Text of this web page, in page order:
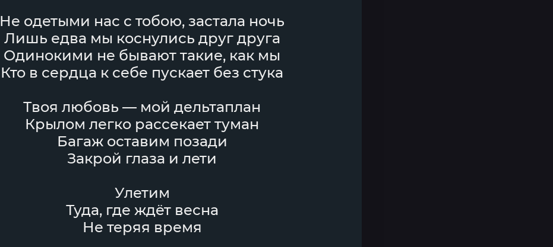
Не одетыми нас с тобою, застала ночь
Лишь едва мы коснулись друг друга
Одинокими не бывают такие, как мы
Кто в сердца к себе пускает без стука
Твоя любовь — мой дельтаплан
Крылом легко рассекает туман
Багаж оставим позади
Закрой глаза и лети
Улетим
Туда, где ждёт весна
Не теряя время